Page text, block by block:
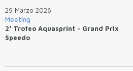
29 Marzo 2026
Meeting
2° Trofeo Aquasprint - Grand Prix
Speedo